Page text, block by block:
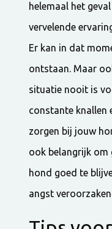
helemaal het
vervelende
Er kan in dat
ontstaan. Maar
situatie nooit is
constante knallen
zorgen bij jouw
ook belangrijk om
hond goed te
angst